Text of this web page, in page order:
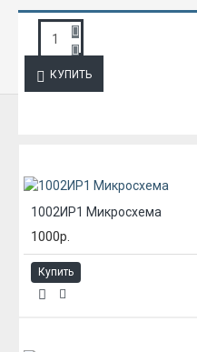
КУПИТЬ
1002ИР1 Микросхема
1000р.
Купить